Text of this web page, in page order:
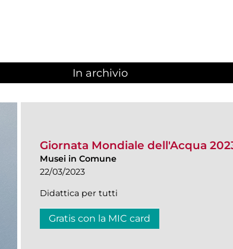
In archivio
Giornata Mondiale dell'Acqua
Musei in Comune
22/03/2023
Didattica per tutti
Gratis con la MIC card